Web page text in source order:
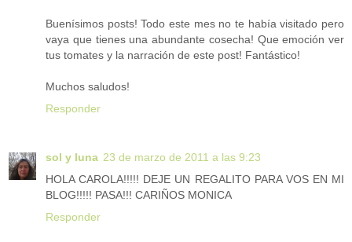
Buenísimos posts! Todo este mes no te había visitado pero
vaya que tienes una abundante cosecha! Que emoción ver
tus tomates y la narración de este post! Fantástico!
Muchos saludos!
Responder
sol y luna 23 de marzo de 2011 a las 9:23
HOLA CAROLA!!!!! DEJE UN REGALITO PARA VOS EN MI
BLOG!!!!! PASA!!! CARIÑOS MONICA
Responder